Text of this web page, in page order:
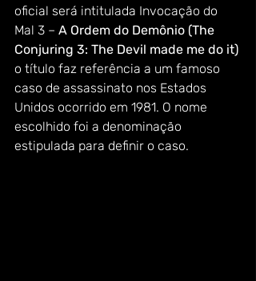
oficial será intitulada Invocação do
Mal 3 – A Ordem do Demônio (The
Conjuring 3: The Devil made me do it)
o título faz referência a um famoso
caso de assassinato nos Estados
Unidos ocorrido em 1981. O nome
escolhido foi a denominação
estipulada para definir o caso.